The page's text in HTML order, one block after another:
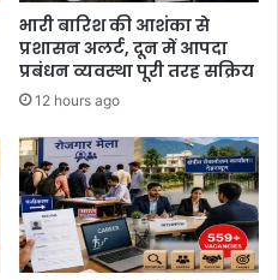
भारी बारिश की आशंका से
प्रशासन अलर्ट, दून में आपदा
प्रबंधन व्यवस्था पूरी तरह सक्रिय
12 hours ago